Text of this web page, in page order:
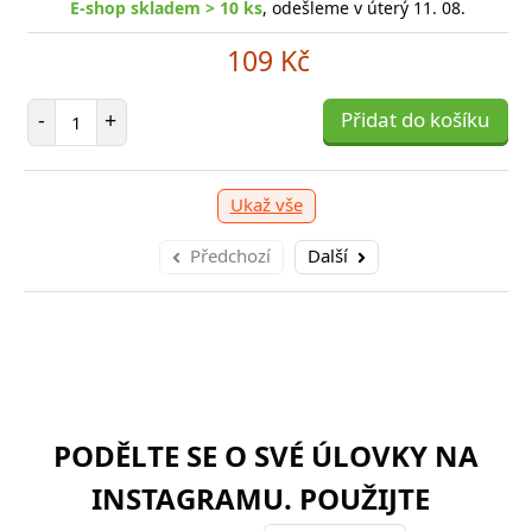
E-shop skladem > 10 ks, odešleme v úterý 11. 08.
109 Kč
- Počet položek
+ Přidat do košíku
Ukaž vše
Předchozí Další
199 Kč
1 039 Kč
PODĚLTE SE O SVÉ ÚLOVKY NA
INSTAGRAMU. POUŽIJTE